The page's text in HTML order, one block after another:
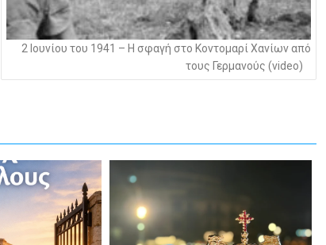
2 Ιουνίου του 1941 – Η σφαγή στο Κοντομαρί Χανίων από
τους Γερμανούς (video)